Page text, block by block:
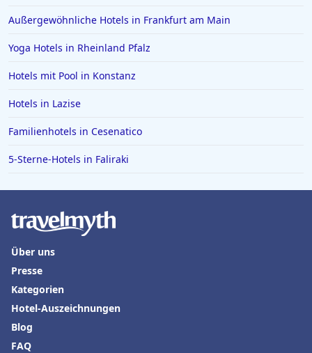
Hotels in Celle
Hotels in Giesen
Hotels in Beverly Hills
Hotels in Donauwörth
Hotels in Tirol
Hotels in Ratzeburg
Hotels in Valencia
Außergewöhnliche Hotels in Frankfurt am Main
Yoga Hotels in Rheinland Pfalz
Hotels mit Pool in Konstanz
Hotels in Lazise
Familienhotels in Cesenatico
5-Sterne-Hotels in Faliraki
Über uns
Presse
Kategorien
Hotel-Auszeichnungen
Blog
FAQ